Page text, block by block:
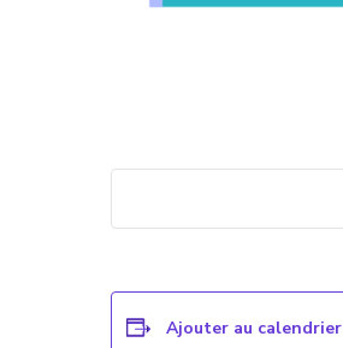
Ajouter au calendrier